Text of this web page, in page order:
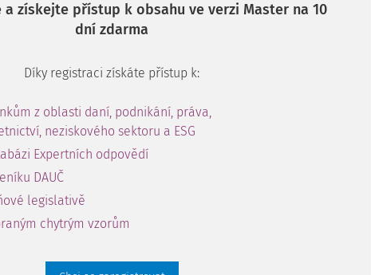
získejte přístup k obsahu ve verzi Master na 10
dní zdarma
Díky registraci získáte přístup k:
z oblasti daní, podnikání, práva,
neziskového sektoru a ESG
Expertních odpovědí
DAUČ
legislativě
chytrým vzorům